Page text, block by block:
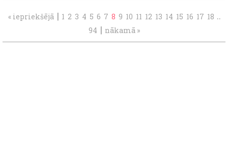
« iepriekšējā | 1 2 3 4 5 6 7 8 9 10 11 12 13 14 15 16 17 18 ..
94 | nākamā »